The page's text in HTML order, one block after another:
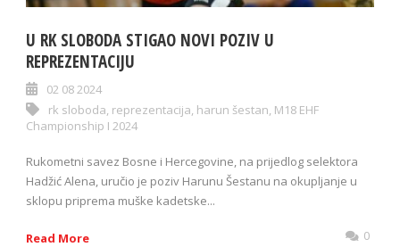
U RK SLOBODA STIGAO NOVI POZIV U
REPREZENTACIJU
02 08 2024
rk sloboda reprezentacija harun šestan M18 EHF
Championship I 2024
Rukometni savez Bosne i Hercegovine, na prijedlog selektora
Hadžić Alena, uručio je poziv Harunu Šestanu na okupljanje u
sklopu priprema muške kadetske...
Read More 0